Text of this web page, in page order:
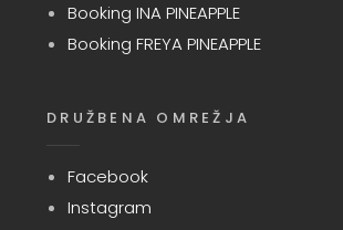
Booking INA PINEAPPLE
Booking FREYA PINEAPPLE
DRUŽBENA OMREŽJA
Facebook
Instagram